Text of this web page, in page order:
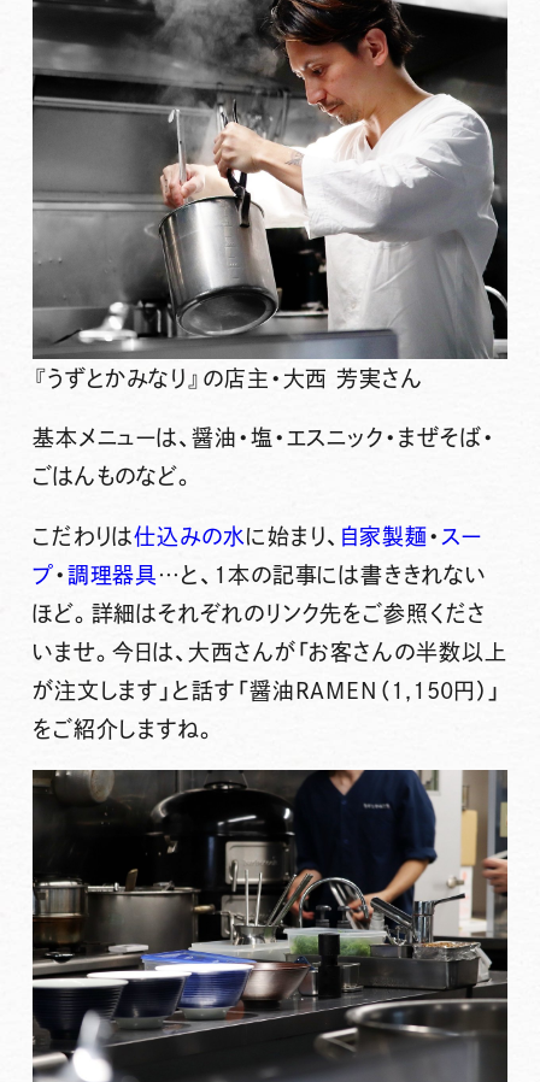
『うずとかみなり』の店主・大西 芳実さん
基本メニューは、醤油・塩・エスニック・まぜそば・
ごはんものなど。
こだわりは仕込みの水に始まり、 自家製麺 ・ スー
プ・ 調理器具…と、1本の記事には書ききれない
ほど。詳細はそれぞれのリンク先をご参照くださ
いませ。今日は、大西さんが「お客さんの半数以上
が注文します」と話す 「醤油RAMEN（1,150円）」
をご紹介しますね。